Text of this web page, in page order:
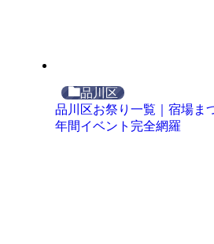
品川区
品川区お祭り一覧｜宿場ま
年間イベント完全網羅